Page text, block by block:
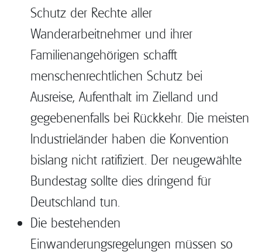
Schutz der Rechte aller
Wanderarbeitnehmer und ihrer
Familienangehörigen schafft
menschenrechtlichen Schutz bei
Ausreise, Aufenthalt im Zielland und
gegebenenfalls bei Rückkehr. Die meisten
Industrieländer haben die Konvention
bislang nicht ratifiziert. Der neugewählte
Bundestag sollte dies dringend für
Deutschland tun.
Die bestehenden
Einwanderungsregelungen müssen so